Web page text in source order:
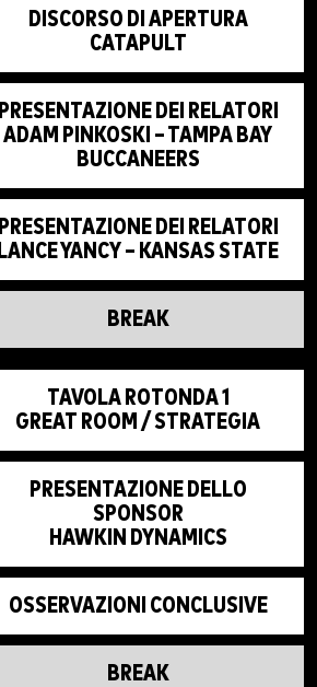
DISCORSO DI APERTURA
CATAPULT
PRESENTAZIONE DEI RELATORI
ADAM PINKOSKI – TAMPA BAY
BUCCANEERS
PRESENTAZIONE DEI RELATORI
LANCE YANCY – KANSAS STATE
BREAK
TAVOLA ROTONDA 1
GREAT ROOM / STRATEGIA
PRESENTAZIONE DELLO
SPONSOR
HAWKIN DYNAMICS
OSSERVAZIONI CONCLUSIVE
BREAK